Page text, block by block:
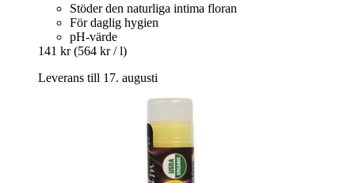
Stöder den naturliga intima floran
För daglig hygien
pH-värde
141 kr (564 kr / l)
Leverans till 17. augusti